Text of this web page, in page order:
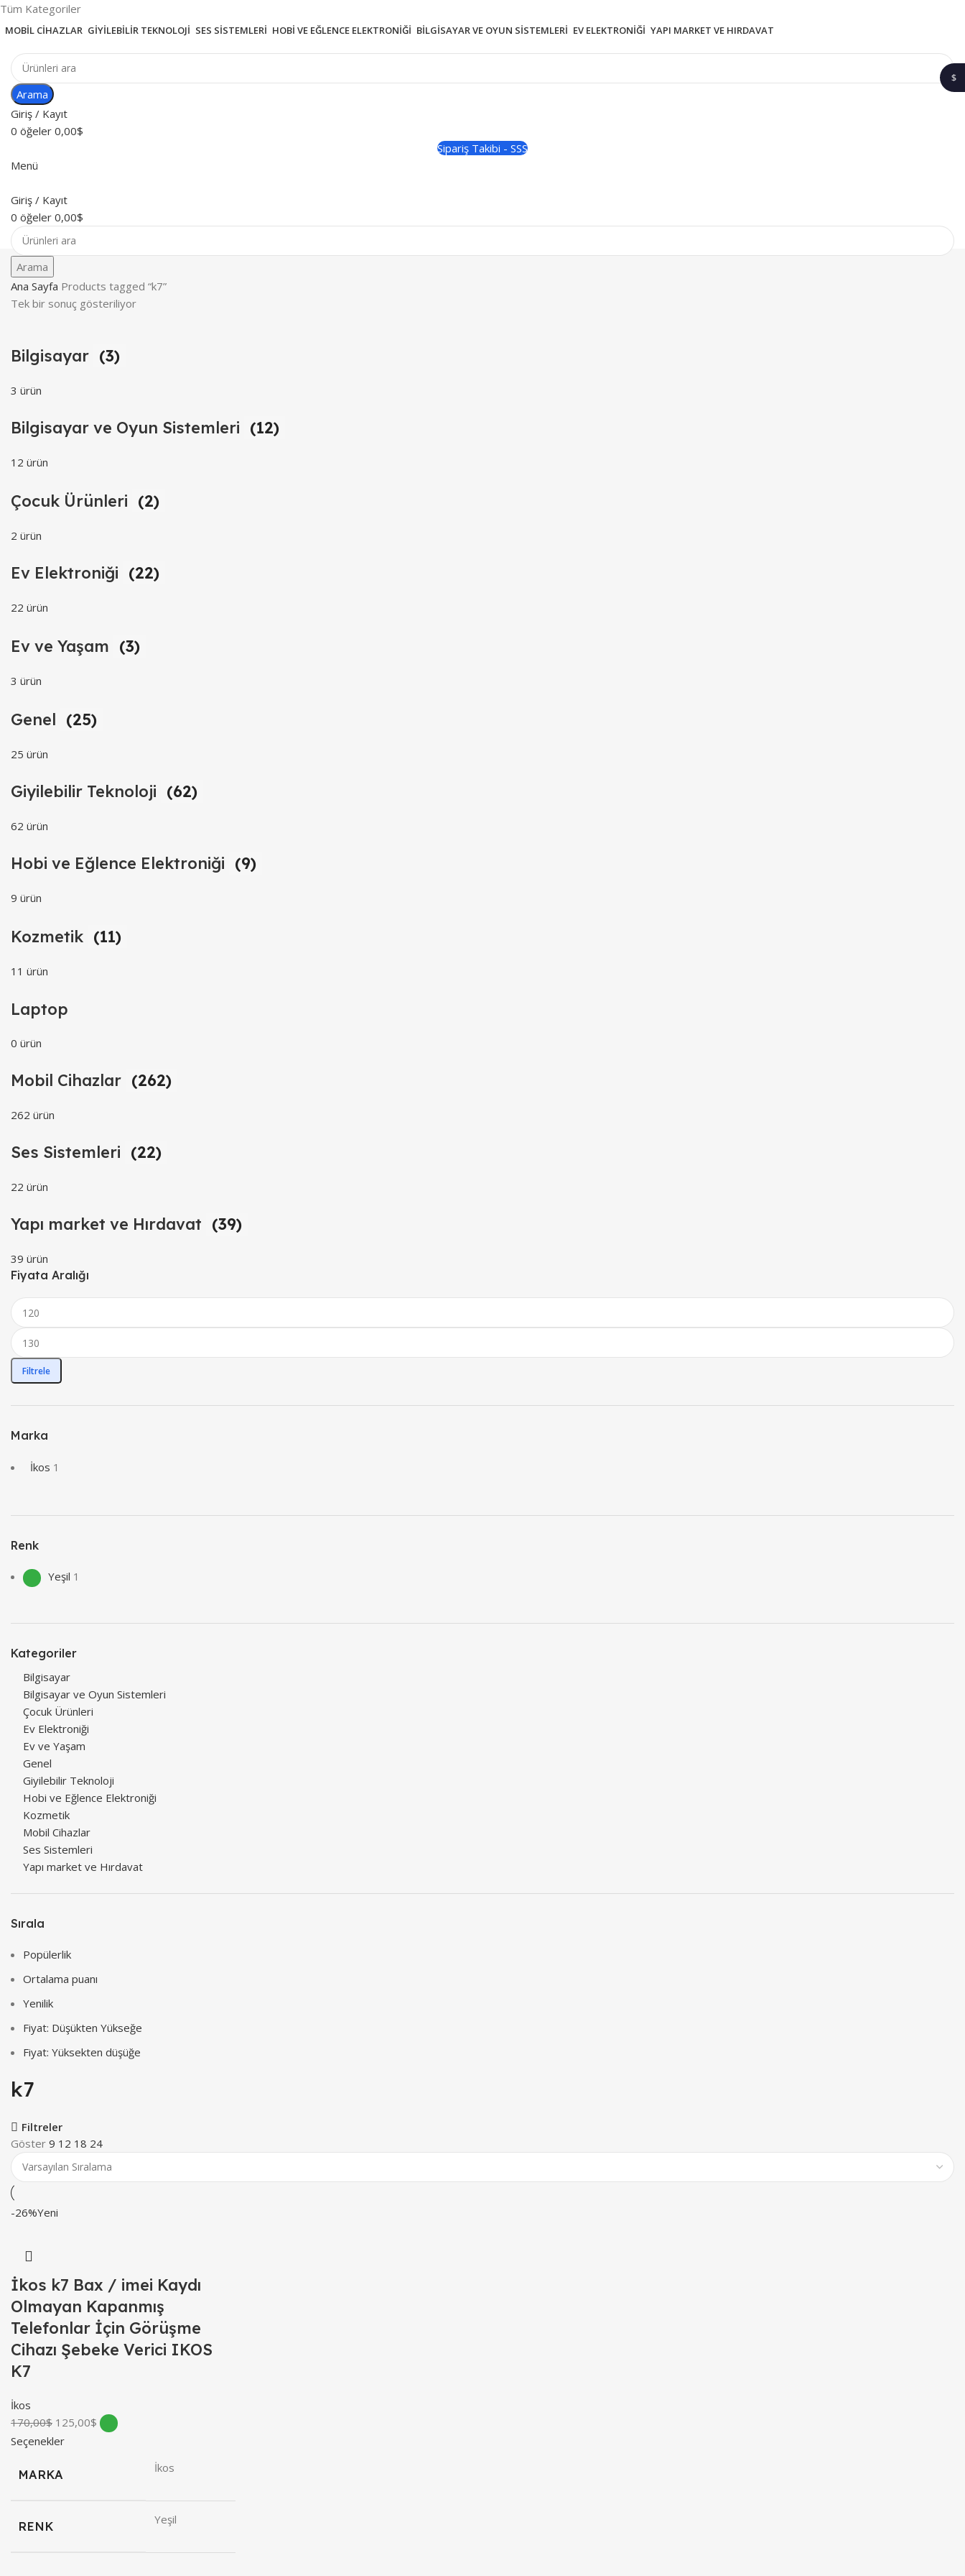
Tüm Kategoriler
MOBIL CIHAZLAR GIYILEBILIR TEKNOLOJI SES SISTEMLERI HOBI VE EĞLENCE ELEKTRONIĞI BILGISAYAR VE OYUN SISTEMLERI EV ELEKTRONIĞI YAPI MARKET VE HIRDAVAT
Arama
Giriş / Kayıt
0 öğeler 0,00$
Sipariş Takibi - SSS
Menü
Giriş / Kayıt
0 öğeler 0,00$
Arama
Ana Sayfa Products tagged “k7”
Tek bir sonuç gösteriliyor
Bilgisayar (3)
3 ürün
Bilgisayar ve Oyun Sistemleri (12)
12 ürün
Çocuk Ürünleri (2)
2 ürün
Ev Elektroniği (22)
22 ürün
Ev ve Yaşam (3)
3 ürün
Genel (25)
25 ürün
Giyilebilir Teknoloji (62)
62 ürün
Hobi ve Eğlence Elektroniği (9)
9 ürün
Kozmetik (11)
11 ürün
Laptop
0 ürün
Mobil Cihazlar (262)
262 ürün
Ses Sistemleri (22)
22 ürün
Yapı market ve Hırdavat (39)
39 ürün
Fiyata Aralığı
Filtrele
Marka
İkos 1
Renk
Yeşil 1
Kategoriler
Bilgisayar
Bilgisayar ve Oyun Sistemleri
Çocuk Ürünleri
Ev Elektroniği
Ev ve Yaşam
Genel
Giyilebilir Teknoloji
Hobi ve Eğlence Elektroniği
Kozmetik
Mobil Cihazlar
Ses Sistemleri
Yapı market ve Hırdavat
Sırala
Popülerlik
Ortalama puanı
Yenilik
Fiyat: Düşükten Yükseğe
Fiyat: Yüksekten düşüğe
k7
Filtreler
Göster 9 12 18 24
-26%Yeni
İkos k7 Bax / imei Kaydı
Olmayan Kapanmış
Telefonlar İçin Görüşme
Cihazı Şebeke Verici IKOS
K7
İkos
170,00$ 125,00$
Seçenekler
MARKA İkos
RENK Yeşil
$